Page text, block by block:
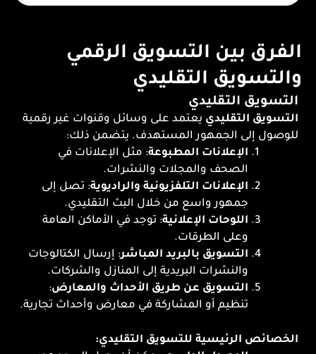
الفرق بين التسويق الرقمي
والتسويق التقليدي
التسويق التقليدي
التسويق التقليدي يعتمد على وسائل وقنوات غير رقمية
للوصول إلى الجمهور المستهدف. يتضمن ذلك:
الإعلانات المطبوعة: مثل الإعلانات في
الصحف والمجلات والنشرات.
الإعلانات التلفزيونية والراديوية: تصل إلى
جمهور واسع من خلال البث التقليدي.
اللوحات الإعلانية: توجد في الأماكن العامة
وعلى الطرقات.
التسويق بالبريد المباشر: إرسال الكتالوجات
والنشرات البريدية إلى المنازل والشركات.
التسويق عن طريق الأحداث والمعارض:
تنظيم أو المشاركة في معارض وأحداث تجارية.
الخصائص الرئيسية للتسويق التقليدي: